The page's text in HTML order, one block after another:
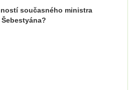
současného ministra